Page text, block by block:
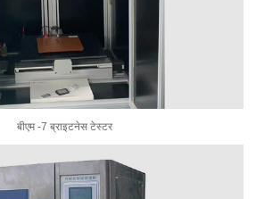
बीएम -7 ब्राइटनेस टेस्टर